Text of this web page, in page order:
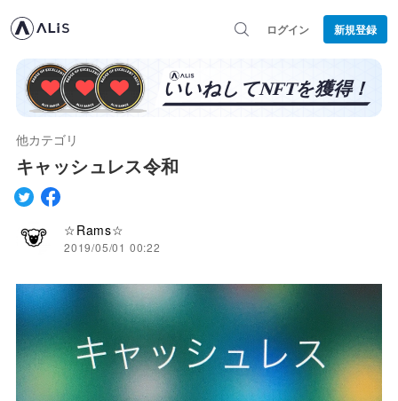
ログイン 新規登録
他カテゴリ
キャッシュレス令和
☆Rams☆
2019/05/01 00:22